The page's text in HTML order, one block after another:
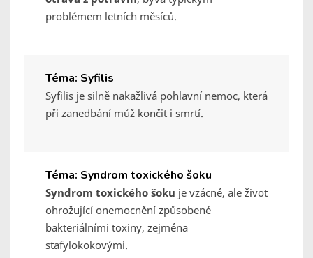
problémem letních měsíců.
Téma: Syfilis
Syfilis je silně nakažlivá pohlavní nemoc, která
při zanedbání můž končit i smrtí.
Téma: Syndrom toxického šoku
Syndrom toxického šoku je vzácné, ale život
ohrožující onemocnění způsobené
bakteriálními toxiny, zejména
stafylokokovými.